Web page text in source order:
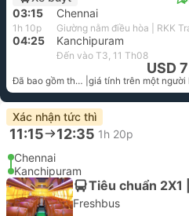
03:15 Chennai
1h 10p
04:25 Kanchipuram
Đến vào T3, 11 Th08
USD 7
Đã bao gồm thuế |
Xác nhận tức thì
11:15 12:35 1h 20p
Chennai
Kanchipuram
Tiêu chuẩn 2X1
Freshbus